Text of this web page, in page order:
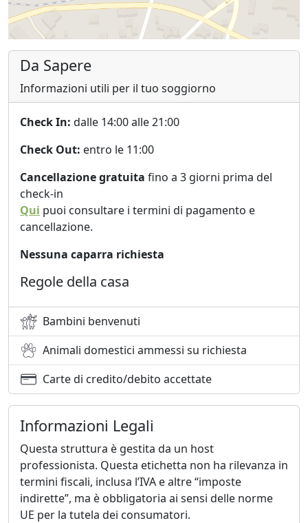
Da Sapere
Informazioni utili per il tuo soggiorno
Check In: dalle 14:00 alle 21:00
Check Out: entro le 11:00
Cancellazione gratuita fino a 3 giorni prima del
check-in
Qui puoi consultare i termini di pagamento e
cancellazione.
Nessuna caparra richiesta
Regole della casa
Bambini benvenuti
Animali domestici ammessi su richiesta
Carte di credito/debito accettate
Informazioni Legali
Questa struttura è gestita da un host
professionista. Questa etichetta non ha rilevanza in
termini fiscali, inclusa l’IVA e altre “imposte
indirette”, ma è obbligatoria ai sensi delle norme
UE per la tutela dei consumatori.